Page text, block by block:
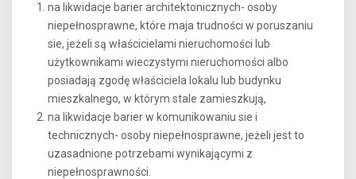
na likwidacje barier architektonicznych- osoby
niepełnosprawne, które maja trudności w poruszaniu
sie, jeżeli są właścicielami nieruchomości lub
użytkownikami wieczystymi nieruchomości albo
posiadają zgodę właściciela lokalu lub budynku
mieszkalnego, w którym stale zamieszkują,
na likwidacje barier w komunikowaniu sie i
technicznych- osoby niepełnosprawne, jeżeli jest to
uzasadnione potrzebami wynikającymi z
niepełnosprawności.